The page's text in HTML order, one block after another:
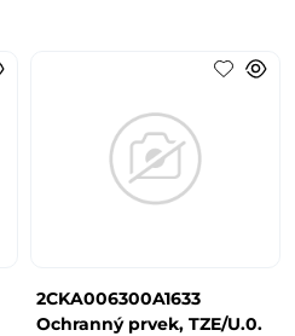
2CKA006300A1633
Ochranný prvek, TZE/U.0.